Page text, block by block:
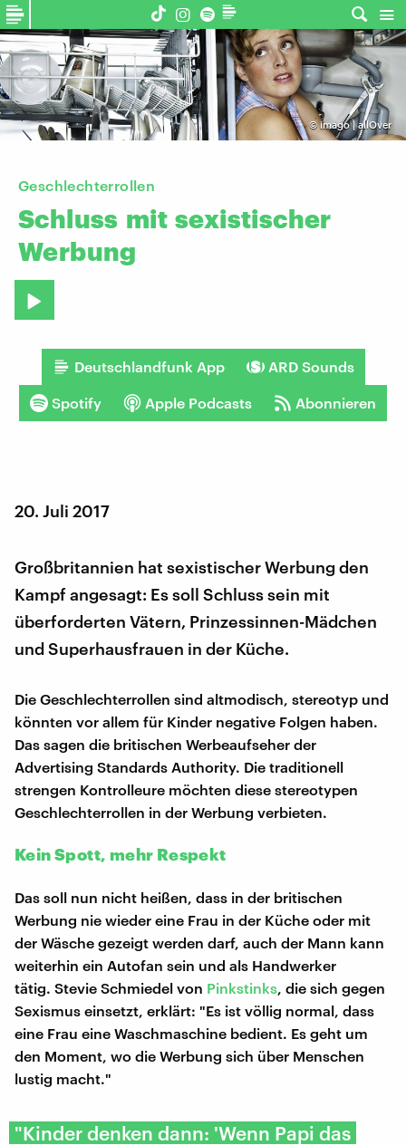
©imago | allOver
Geschlechterrollen
Schluss mit sexistischer
Werbung
Deutschlandfunk App ARD Sounds
Spotify Apple Podcasts Abonnieren
20. Juli 2017
Großbritannien hat sexistischer Werbung den
Kampf angesagt: Es soll Schluss sein mit
überforderten Vätern, Prinzessinnen-Mädchen
und Superhausfrauen in der Küche.
Die Geschlechterrollen sind altmodisch, stereotyp und
könnten vor allem für Kinder negative Folgen haben.
Das sagen die britischen Werbeaufseher der
Advertising Standards Authority. Die traditionell
strengen Kontrolleure möchten diese stereotypen
Geschlechterrollen in der Werbung verbieten.
Kein Spott, mehr Respekt
Das soll nun nicht heißen, dass in der britischen
Werbung nie wieder eine Frau in der Küche oder mit
der Wäsche gezeigt werden darf, auch der Mann kann
weiterhin ein Autofan sein und als Handwerker
tätig. Stevie Schmiedel von Pinkstinks , die sich gegen
Sexismus einsetzt, erklärt: "Es ist völlig normal, dass
eine Frau eine Waschmaschine bedient. Es geht um
den Moment, wo die Werbung sich über Menschen
lustig macht."
"Kinder denken dann: 'Wenn Papi das